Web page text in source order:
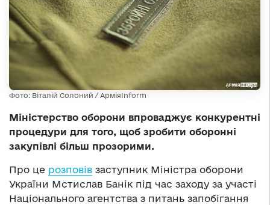
Фото: Віталій Солоний / АрміяInform
Міністерство оборони впроваджує конкурентні
процедури для того, щоб зробити оборонні
закупівлі більш прозорими.
Про це розповів заступник Міністра оборони
України Мстислав Банік під час заходу за участі
Національного агентства з питань запобігання